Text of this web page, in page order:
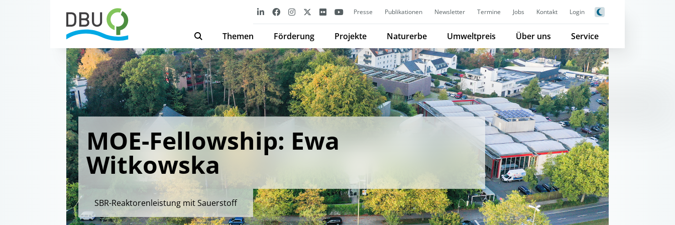
Presse Publikationen Newsletter Termine Jobs Kontakt Login
Themen Förderung Projekte Naturerbe Umweltpreis Über uns Service
MOE-Fellowship: Ewa
Witkowska
SBR-Reaktorenleistung mit Sauerstoff